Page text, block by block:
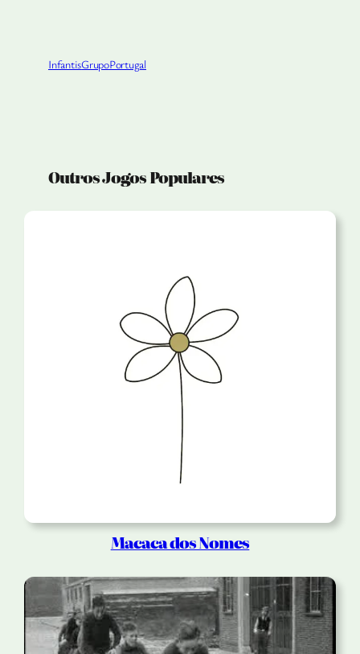
InfantisGrupoPortugal
Outros Jogos Populares
Macaca dos Nomes